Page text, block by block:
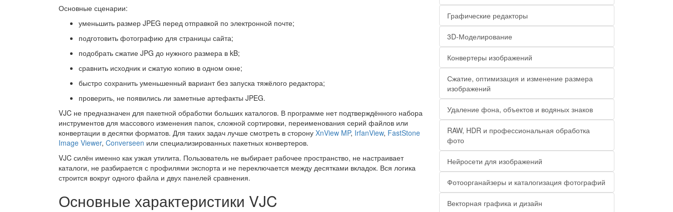
Основные сценарии:
уменьшить размер JPEG перед отправкой по электронной почте;
подготовить фотографию для страницы сайта;
подобрать сжатие JPG до нужного размера в kB;
сравнить исходник и сжатую копию в одном окне;
быстро сохранить уменьшенный вариант без запуска тяжёлого редактора;
проверить, не появились ли заметные артефакты JPEG.
VJC не предназначен для пакетной обработки больших каталогов. В программе нет подтверждённого набора
инструментов для массового изменения папок, сложной сортировки, переименования серий файлов или
конвертации в десятки форматов. Для таких задач лучше смотреть в сторону XnView MP, IrfanView, FastStone
Image Viewer, Converseen или специализированных пакетных конвертеров.
VJC силён именно как узкая утилита. Пользователь не выбирает рабочее пространство, не настраивает
каталоги, не разбирается с профилями экспорта и не переключается между десятками вкладок. Вся логика
строится вокруг одного файла и двух панелей сравнения.
Основные характеристики VJC
Графические редакторы
3D-Моделирование
Конвертеры изображений
Сжатие, оптимизация и изменение размера
изображений
Удаление фона, объектов и водяных знаков
RAW, HDR и профессиональная обработка
фото
Нейросети для изображений
Фотоорганайзеры и каталогизация фотографий
Векторная графика и дизайн